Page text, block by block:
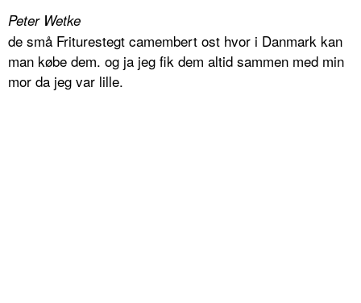
Peter Wetke
de små Friturestegt camembert ost hvor i Danmark kan
man købe dem. og ja jeg fik dem altid sammen med min
mor da jeg var lille.